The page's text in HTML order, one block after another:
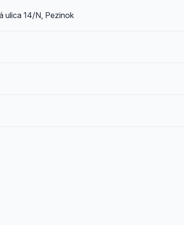
ulica 14/N, Pezinok